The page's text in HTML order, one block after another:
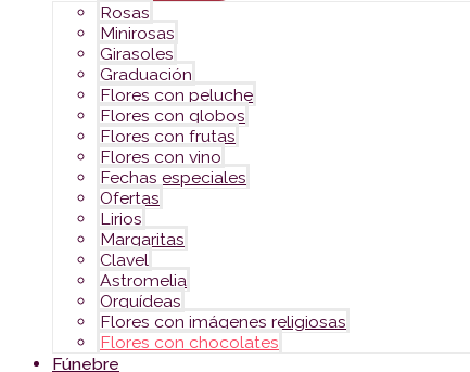
Rosas
Minirosas
Girasoles
Graduación
Flores con peluche
Flores con globos
Flores con frutas
Flores con vino
Fechas especiales
Ofertas
Lirios
Margaritas
Clavel
Astromelia
Orquídeas
Flores con imágenes religiosas
Flores con chocolates
Fúnebre